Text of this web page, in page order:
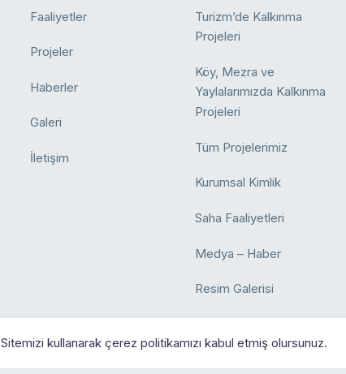
Sitemizi kullanarak çerez politikamızı kabul etmiş olursunuz.
Faaliyetler
Projeler
Haberler
Galeri
İletişim
Turizm’de Kalkınma
Projeleri
Köy, Mezra ve
Yaylalarımızda Kalkınma
Projeleri
Tüm Projelerimiz
Kurumsal Kimlik
Saha Faaliyetleri
Medya – Haber
Resim Galerisi